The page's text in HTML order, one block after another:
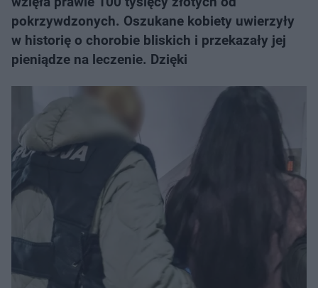
pokrzywdzonych. Oszukane kobiety uwierzyły
w historię o chorobie bliskich i przekazały jej
pieniądze na leczenie. Dzięki